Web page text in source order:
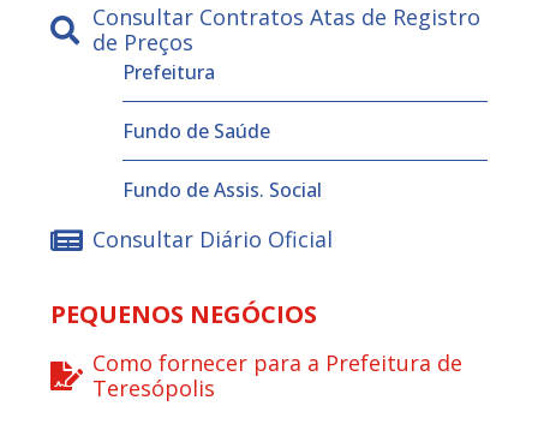
Consultar Contratos Atas de Registro
de Preços
Prefeitura
Fundo de Saúde
Fundo de Assis. Social
Consultar Diário Oficial
PEQUENOS NEGÓCIOS
Como fornecer para a Prefeitura de
Teresópolis